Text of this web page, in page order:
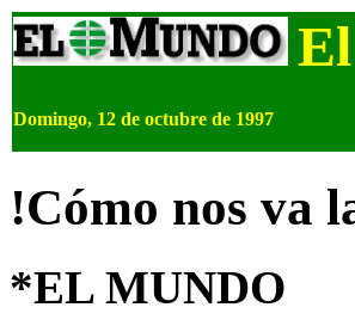
Domingo, 12 de octubre de 1997
!Cómo nos va
*EL MUNDO